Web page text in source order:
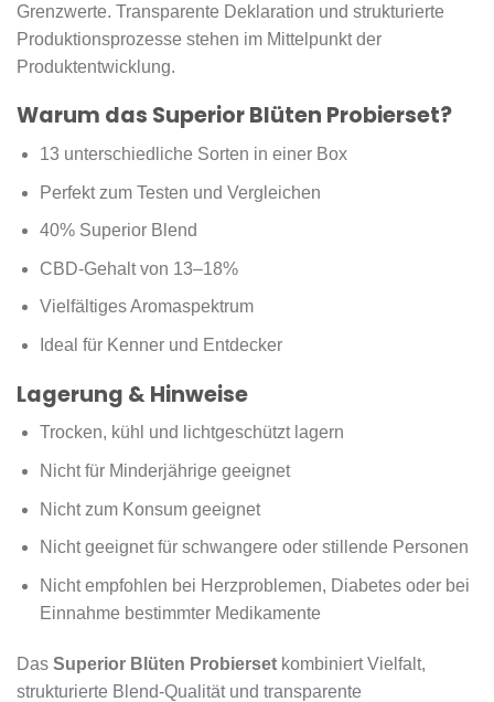
Grenzwerte. Transparente Deklaration und strukturierte
Produktionsprozesse stehen im Mittelpunkt der
Produktentwicklung.
Warum das Superior Blüten Probierset?
13 unterschiedliche Sorten in einer Box
Perfekt zum Testen und Vergleichen
40% Superior Blend
CBD-Gehalt von 13–18%
Vielfältiges Aromaspektrum
Ideal für Kenner und Entdecker
Lagerung & Hinweise
Trocken, kühl und lichtgeschützt lagern
Nicht für Minderjährige geeignet
Nicht zum Konsum geeignet
Nicht geeignet für schwangere oder stillende Personen
Nicht empfohlen bei Herzproblemen, Diabetes oder bei
Einnahme bestimmter Medikamente
Das Superior Blüten Probierset kombiniert Vielfalt,
strukturierte Blend-Qualität und transparente